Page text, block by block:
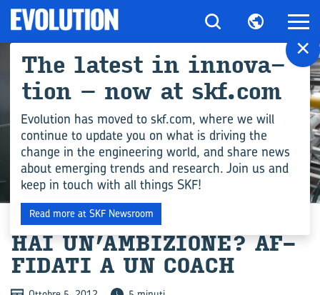
INDUSTRIA
HAI UN’AM­BI­ZIO­NE? AF­
FI­DA­TI A UN COACH
×
The la­te­st in in­no­va­
tion – now at skf.com
Evolution has moved to skf.com, where we will
continue to update you on what is driving the
change in the engineering world, and share news
about emerging trends and research. Join us and
keep in touch with all things SKF!
Read more at SKF Newsroom